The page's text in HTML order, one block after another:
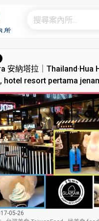
安納塔拉｜Thailand·Hua
hotel resort pertama
05-26